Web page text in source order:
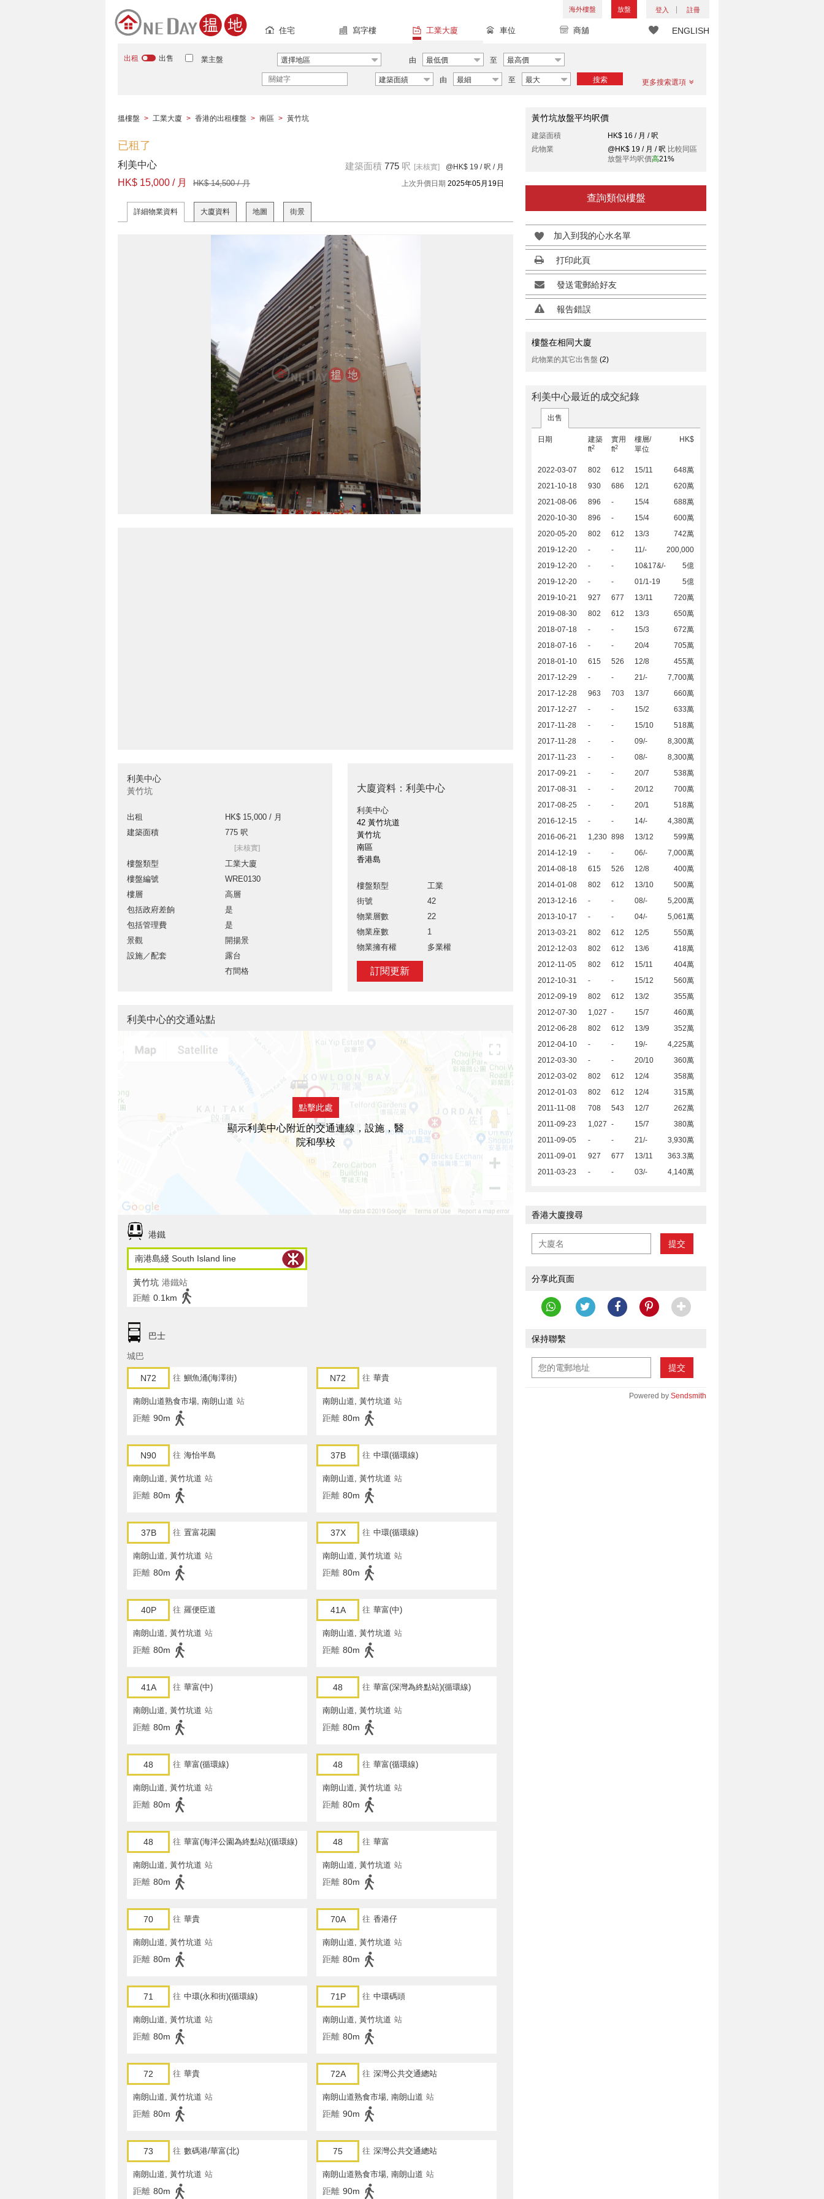
海外樓盤 放盤 登入 註冊
ENGLISH
住宅 寫字樓 工業大廈 車位 商舖
出租 出售 業主盤 選擇地區 由 最低價 至 最高價
建築面績 由 最細 至 最大 搜索 更多搜索選項
搵樓盤 > 工業大廈 > 香港的出租樓盤 > 南區 > 黃竹坑
已租了
利美中心
HK$ 15,000 / 月
HK$ 14,500 / 月
建築面積 775 呎 [未核實] @HK$ 19 / 呎 / 月
上次升價日期 2025年05月19日
詳細物業資料 大廈資料 地圖 街景
利美中心
黃竹坑
出租
HK$ 15,000 / 月
建築面積
775 呎
[未核實]
樓盤類型
工業大廈
樓盤編號
WRE0130
樓層
高層
包括政府差餉
是
包括管理費
是
景觀
開揚景
設施／配套
露台
冇間格
大廈資料：利美中心
利美中心
42 黃竹坑道
黃竹坑
南區
香港島
樓盤類型
工業
街號
42
物業層數
22
物業座數
1
物業擁有權
多業權
訂閱更新
黃竹坑放盤平均呎價
建築面積
HK$ 16 / 月 / 呎
此物業
@HK$ 19 / 月 / 呎 比較同區
放盤平均呎價高21%
查詢類似樓盤
加入到我的心水名單
打印此頁
發送電郵給好友
報告錯誤
樓盤在相同大廈
此物業的其它出售盤 (2)
利美中心最近的成交紀錄
出售
日期
建築
ft2
實用
ft2
樓層/
單位
HK$
2022-03-07 802 612 15/11
648萬
2021-10-18
930 686 12/1
620萬
2021-08-06
896 - 15/4
688萬
2020-10-30
896 - 15/4
600萬
2020-05-20
802 612 13/3
742萬
2019-12-20
- - 11/-
200,000
2019-12-20
- - 10&17&/-
5億
2019-12-20
- - 01/1-19
5億
2019-10-21
927 677 13/11
720萬
2019-08-30
802 612 13/3
650萬
2018-07-18
- - 15/3
672萬
2018-07-16
- - 20/4
705萬
2018-01-10
615 526 12/8
455萬
2017-12-29
- - 21/-
7,700萬
2017-12-28
963 703 13/7
660萬
2017-12-27
- - 15/2
633萬
2017-11-28
- - 15/10
518萬
2017-11-28
- - 09/-
8,300萬
2017-11-23
- - 08/-
8,300萬
2017-09-21
- - 20/7
538萬
2017-08-31
- - 20/12
700萬
2017-08-25
- - 20/1
518萬
2016-12-15
- - 14/-
4,380萬
2016-06-21
1,230 898 13/12
599萬
2014-12-19
- - 06/-
7,000萬
2014-08-18
615 526 12/8
400萬
2014-01-08
802 612 13/10
500萬
2013-12-16
- - 08/-
5,200萬
2013-10-17
- - 04/-
5,061萬
2013-03-21
802 612 12/5
550萬
2012-12-03
802 612 13/6
418萬
2012-11-05
802 612 15/11
404萬
2012-10-31
- - 15/12
560萬
2012-09-19
802 612 13/2
355萬
2012-07-30
1,027 - 15/7
460萬
2012-06-28
802 612 13/9
352萬
2012-04-10
- - 19/-
4,225萬
2012-03-30
- - 20/10
360萬
2012-03-02
802 612 12/4
358萬
2012-01-03
802 612 12/4
315萬
2011-11-08
708 543 12/7
262萬
2011-09-23
1,027 - 15/7
380萬
2011-09-05
- - 21/-
3,930萬
2011-09-01
927 677 13/11
363.3萬
2011-03-23
- - 03/- 4,140萬
香港大廈搜尋
提交
分享此頁面
保持聯繫
提交
Powered by Sendsmith
利美中心的交通站點
點擊此處
顯示利美中心附近的交通連線，設施，醫
院和學校
港鐵
南港島綫 South Island line
黃竹坑 港鐵站
距離 0.1km
巴士
城巴
N72 往 鰂魚涌(海澤街)
南朗山道熟食市場, 南朗山道 站
距離 90m
N72 往 華貴
南朗山道, 黃竹坑道 站
距離 80m
N90 往 海怡半島
南朗山道, 黃竹坑道 站
距離 80m
37B 往 中環(循環線)
南朗山道, 黃竹坑道 站
距離 80m
37B 往 置富花園
南朗山道, 黃竹坑道 站
距離 80m
37X 往 中環(循環線)
南朗山道, 黃竹坑道 站
距離 80m
40P 往 羅便臣道
南朗山道, 黃竹坑道 站
距離 80m
41A 往 華富(中)
南朗山道, 黃竹坑道 站
距離 80m
41A 往 華富(中)
南朗山道, 黃竹坑道 站
距離 80m
48 往 華富(深灣為終點站)(循環線)
南朗山道, 黃竹坑道 站
距離 80m
48 往 華富(循環線)
南朗山道, 黃竹坑道 站
距離 80m
48 往 華富(循環線)
南朗山道, 黃竹坑道 站
距離 80m
48 往 華富(海洋公園為終點站)(循環線)
南朗山道, 黃竹坑道 站
距離 80m
48 往 華富
南朗山道, 黃竹坑道 站
距離 80m
70 往 華貴
南朗山道, 黃竹坑道 站
距離 80m
70A 往 香港仔
南朗山道, 黃竹坑道 站
距離 80m
71 往 中環(永和街)(循環線)
南朗山道, 黃竹坑道 站
距離 80m
71P 往 中環碼頭
南朗山道, 黃竹坑道 站
距離 80m
72 往 華貴
南朗山道, 黃竹坑道 站
距離 80m
72A 往 深灣公共交通總站
南朗山道熟食市場, 南朗山道 站
距離 90m
73 往 數碼港/華富(北)
南朗山道, 黃竹坑道 站
距離 80m
75 往 深灣公共交通總站
南朗山道熟食市場, 南朗山道 站
距離 90m